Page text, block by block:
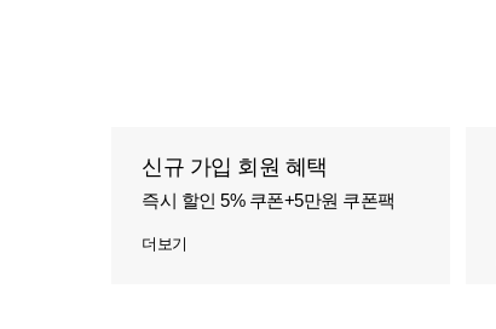
신규 가입 회원 혜택
즉시 할인 5% 쿠폰+5만원 쿠폰팩
더보기